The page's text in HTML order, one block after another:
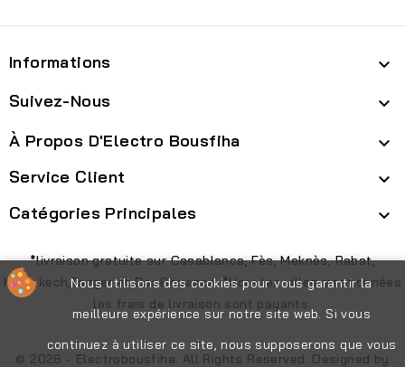
Informations 
Suivez-Nous 
À Propos D'Electro Bousfiha 
Service Client 
Catégories Principales 
Nous utilisons des cookies pour vous garantir la
meilleure expérience sur notre site web. Si vous
continuez à utiliser ce site, nous supposerons que vous
*livraison gratuite sur Casablanca, Fès, Meknès, Rabat,
Marrakech,Tanger et Dar Bouazza. *Hors les villes mentionnées
les frais de livraison sont payants.
© 2026 - Electrobousfiha. All Rights Reserved. Designed by